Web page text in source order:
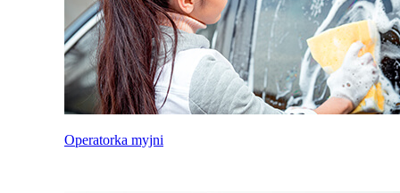
Operatorka myjni